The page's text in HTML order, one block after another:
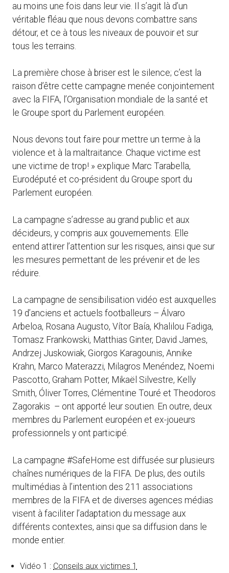
au moins une fois dans leur vie. Il s’agit là d’un
véritable fléau que nous devons combattre sans
détour, et ce à tous les niveaux de pouvoir et sur
tous les terrains.
La première chose à briser est le silence; c’est la
raison d’être cette campagne menée conjointement
avec la FIFA, l’Organisation mondiale de la santé et
le Groupe sport du Parlement européen.
Nous devons tout faire pour mettre un terme à la
violence et à la maltraitance. Chaque victime est
une victime de trop! » explique Marc Tarabella,
Eurodéputé et co-président du Groupe sport du
Parlement européen.
La campagne s’adresse au grand public et aux
décideurs, y compris aux gouvernements. Elle
entend attirer l’attention sur les risques, ainsi que sur
les mesures permettant de les prévenir et de les
réduire.
La campagne de sensibilisation vidéo est auxquelles
19 d’anciens et actuels footballeurs – Álvaro
Arbeloa, Rosana Augusto, Vítor Baía, Khalilou Fadiga,
Tomasz Frankowski, Matthias Ginter, David James,
Andrzej Juskowiak, Giorgos Karagounis, Annike
Krahn, Marco Materazzi, Milagros Menéndez, Noemi
Pascotto, Graham Potter, Mikaël Silvestre, Kelly
Smith, Óliver Torres, Clémentine Touré et Theodoros
Zagorakis – ont apporté leur soutien. En outre, deux
membres du Parlement européen et ex-joueurs
professionnels y ont participé.
La campagne #SafeHome est diffusée sur plusieurs
chaînes numériques de la FIFA. De plus, des outils
multimédias à l’intention des 211 associations
membres de la FIFA et de diverses agences médias
visent à faciliter l’adaptation du message aux
différents contextes, ainsi que sa diffusion dans le
monde entier.
Vidéo 1 : Conseils aux victimes 1